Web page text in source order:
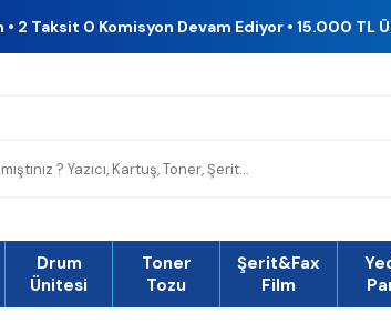
2 Taksit 0 Komisyon Devam Ediyor • 15.000 TL
Drum
Ünitesi
Toner
Tozu
Şerit&Fax
Film